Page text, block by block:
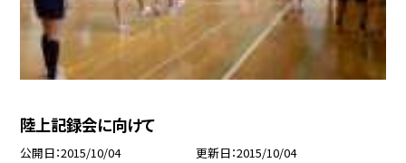
陸上記録会に向けて
公開日 2015/10/04 更新日 2015/10/04